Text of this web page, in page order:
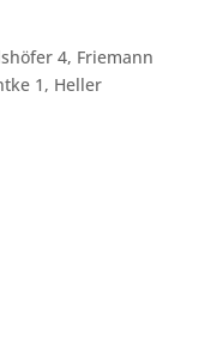
4, Friemann
1, Heller